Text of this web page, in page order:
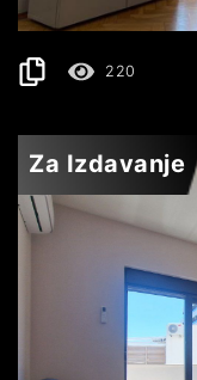
220
Za Izdavanje